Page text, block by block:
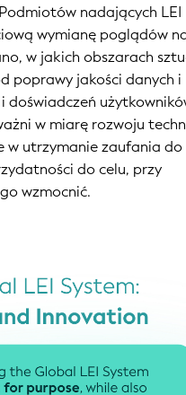
nadających LEI
wymianę poglądów
w jakich obszarach
poprawy jakości danych i
w miarę rozwoju
w utrzymanie zaufania do
do celu, przy
wzmocnić.